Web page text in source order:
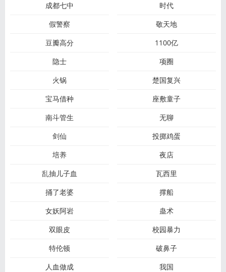
成都七中
时代
假警察
敬天地
豆瓣高分
1100亿
隐士
项圈
火锅
楚国复兴
宝马借种
座敷童子
南斗管生
无聊
剑仙
投掷鸡蛋
培养
夜店
乱抽儿子血
瓦西里
捅了老婆
撑船
女妖阿岩
蛊术
双眼皮
校园暴力
特伦顿
破鼻子
人血做成
我国